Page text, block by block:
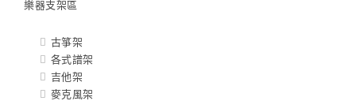
樂器支架區
古箏架
各式譜架
吉他架
麥克風架